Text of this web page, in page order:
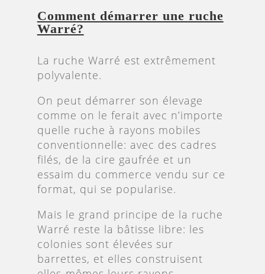
Comment démarrer une ruche
Warré?
La ruche Warré est extrêmement
polyvalente.
On peut démarrer son élevage
comme on le ferait avec n’importe
quelle ruche à rayons mobiles
conventionnelle: avec des cadres
filés, de la cire gaufrée et un
essaim du commerce vendu sur ce
format, qui se popularise.
Mais le grand principe de la ruche
Warré reste la bâtisse libre: les
colonies sont élevées sur
barrettes, et elles construisent